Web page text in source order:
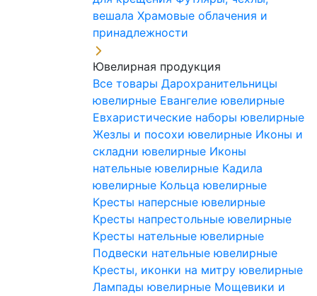
вешала Храмовые облачения и
принадлежности
Ювелирная продукция
Все товары Дарохранительницы
ювелирные Евангелие ювелирные
Евхаристические наборы ювелирные
Жезлы и посохи ювелирные Иконы и
складни ювелирные Иконы
нательные ювелирные Кадила
ювелирные Кольца ювелирные
Кресты наперсные ювелирные
Кресты напрестольные ювелирные
Кресты нательные ювелирные
Подвески нательные ювелирные
Кресты, иконки на митру ювелирные
Лампады ювелирные Мощевики и